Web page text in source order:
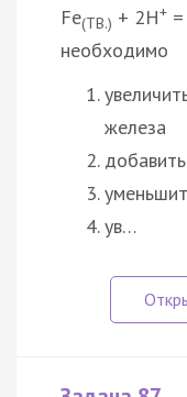
Fe(ТВ.) + 2H+
необходимо
железа
ув…